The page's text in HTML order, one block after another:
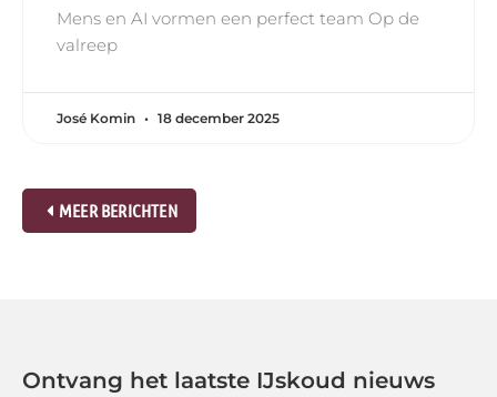
Mens en AI vormen een perfect team Op de
valreep
José Komin 18 december 2025
MEER BERICHTEN
Ontvang het laatste IJskoud nieuws